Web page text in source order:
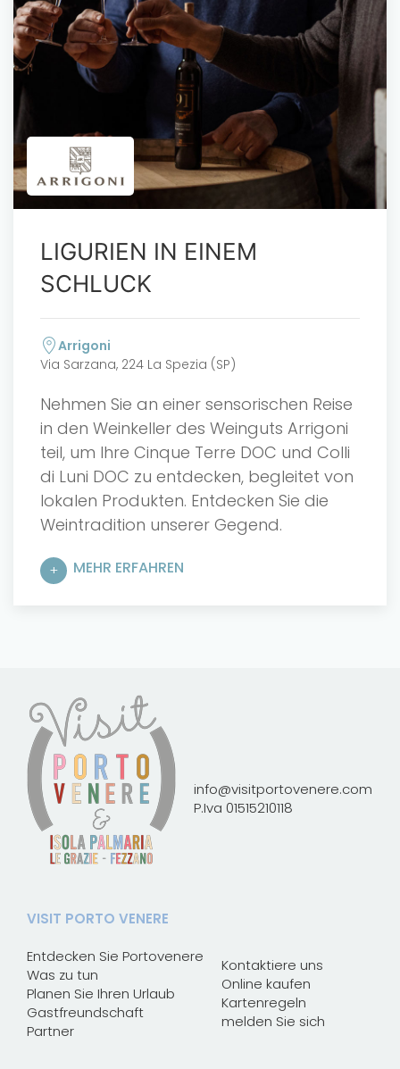
LIGURIEN IN EINEM
SCHLUCK
Arrigoni
Via Sarzana, 224 La Spezia (SP)
Nehmen Sie an einer sensorischen Reise
in den Weinkeller des Weinguts Arrigoni
teil, um Ihre Cinque Terre DOC und Colli
di Luni DOC zu entdecken, begleitet von
lokalen Produkten. Entdecken Sie die
Weintradition unserer Gegend.
MEHR ERFAHREN
info@visitportovenere.com
P.Iva 01515210118
VISIT PORTO VENERE
Entdecken Sie Portovenere
Was zu tun
Planen Sie Ihren Urlaub
Gastfreundschaft
Partner
Kontaktiere uns
Online kaufen
Kartenregeln
melden Sie sich